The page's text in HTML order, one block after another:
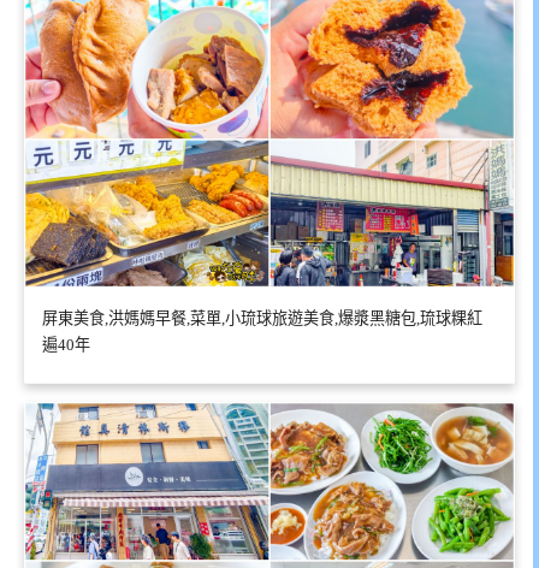
屏東美食,洪媽媽早餐,菜單,小琉球旅遊美食,爆漿黑糖包,琉球粿紅
遍40年